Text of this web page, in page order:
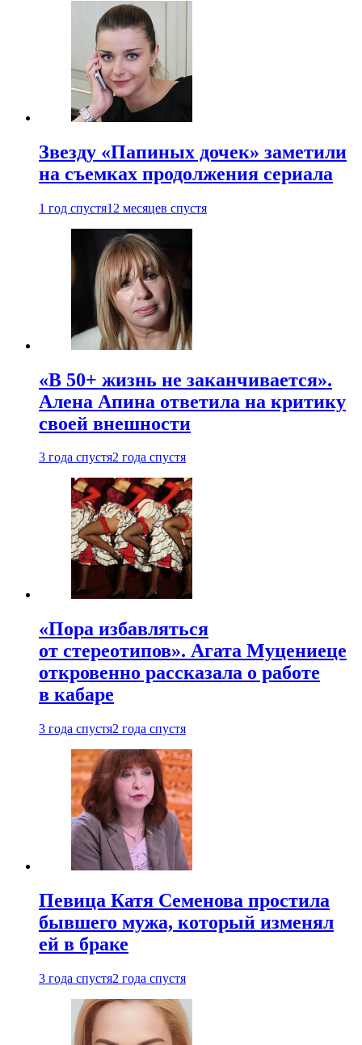
Звезду «Папиных дочек» заметили
на съемках продолжения сериала
1 год спустя12 месяцев спустя
«В 50+ жизнь не заканчивается».
Алена Апина ответила на критику
своей внешности
3 года спустя2 года спустя
«Пора избавляться
от стереотипов». Агата Муцениеце
откровенно рассказала о работе
в кабаре
3 года спустя2 года спустя
Певица Катя Семенова простила
бывшего мужа, который изменял
ей в браке
3 года спустя2 года спустя